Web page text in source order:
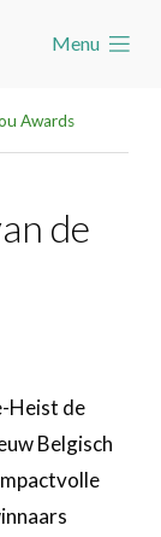
Menu
Awards
de
Heist de
Belgisch
per label